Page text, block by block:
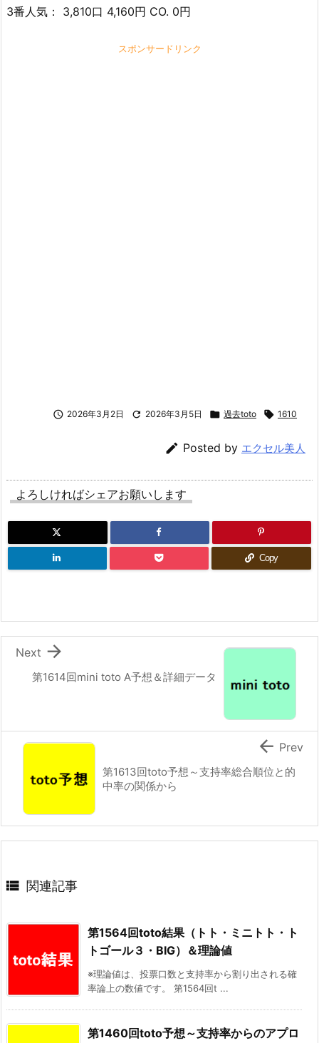
3番人気： 3,810口 4,160円 CO. 0円
スポンサードリンク
 2026年3月2日  2026年3月5日  過去toto  1610
 Posted by エクセル美人
よろしければシェアお願いします
Copy
第1614回mini toto A予想＆詳細データ

Next
第1613回toto予想～支持率総合順位と的
中率の関係から
 Prev
 関連記事
第1564回toto結果（トト・ミニトト・ト
トゴール３・BIG）＆理論値
※理論値は、投票口数と支持率から割り出される確
率論上の数値です。 第1564回t ...
第1460回toto予想～支持率からのアプロ